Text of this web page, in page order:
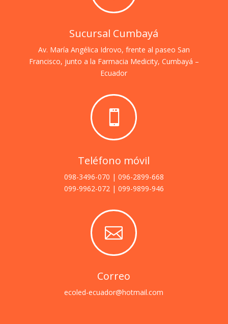
Sucursal Cumbayá
Av. María Angélica Idrovo, frente al paseo San
Francisco, junto a la Farmacia Medicity, Cumbayá –
Ecuador

Teléfono móvil
098-3496-070 | 096-2899-668
099-9962-072 | 099-9899-946

Correo
ecoled-ecuador@hotmail.com